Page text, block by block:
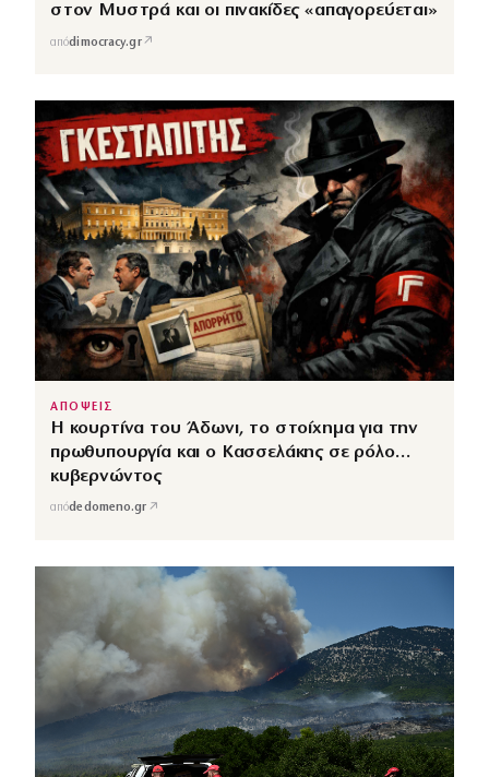
στον Μυστρά και οι πινακίδες «απαγορεύεται»
απόdimocracy.gr↗
ΑΠΟΨΕΙΣ
Η κουρτίνα του Άδωνι, το στοίχημα για την
πρωθυπουργία και ο Κασσελάκης σε ρόλο…
κυβερνώντος
απόdedomeno.gr ↗